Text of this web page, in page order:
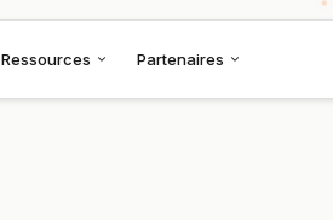
Ressources Partenaires